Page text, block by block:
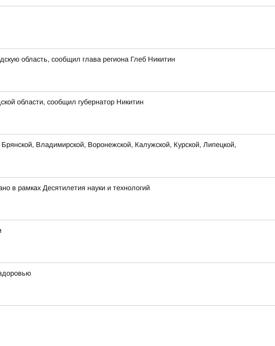
область, сообщил глава региона Глеб Никитин
области, сообщил губернатор Никитин
Владимирской, Воронежской, Калужской, Курской, Липецкой,
в рамках Десятилетия науки и технологий